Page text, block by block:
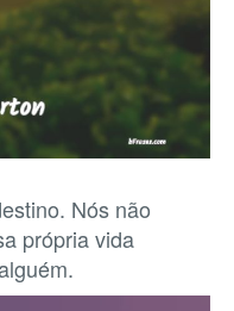
Nós não
própria vida